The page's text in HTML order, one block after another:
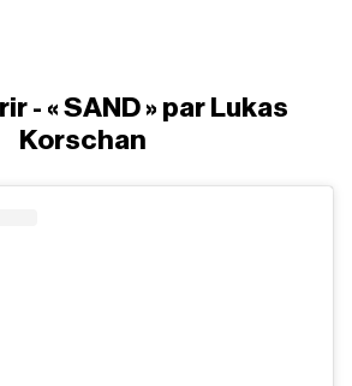
- « SAND » par Lukas
Korschan